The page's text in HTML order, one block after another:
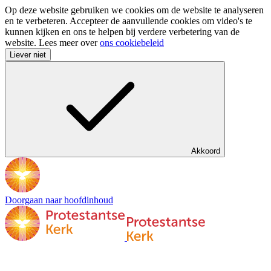
Op deze website gebruiken we cookies om de website te analyseren
en te verbeteren. Accepteer de aanvullende cookies om video's te
kunnen kijken en ons te helpen bij verdere verbetering van de
website. Lees meer overons cookiebeleid
Liever niet
Akkoord
Doorgaan naar hoofdinhoud